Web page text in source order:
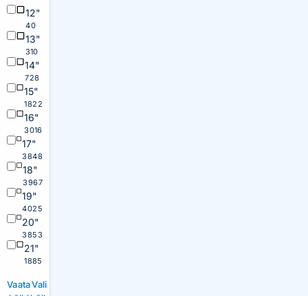
12"
40
13"
310
14"
728
15"
1822
16"
3016
17"
3848
18"
3967
19"
4025
20"
3853
21"
1885
VaataVali